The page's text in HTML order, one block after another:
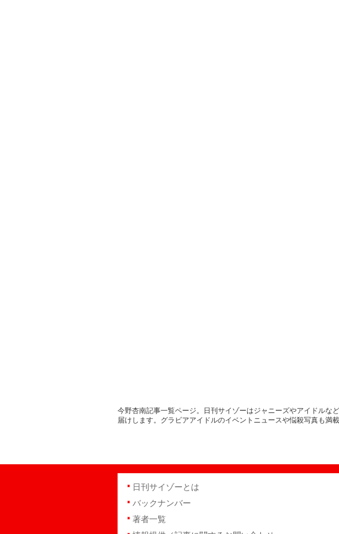
今野杏南記事一覧ページ。日刊サイゾーはジャニーズやアイドルな
届けします。グラビアアイドルのイベントニュースや悩殺写真も
日刊サイゾーとは
バックナンバー
著者一覧